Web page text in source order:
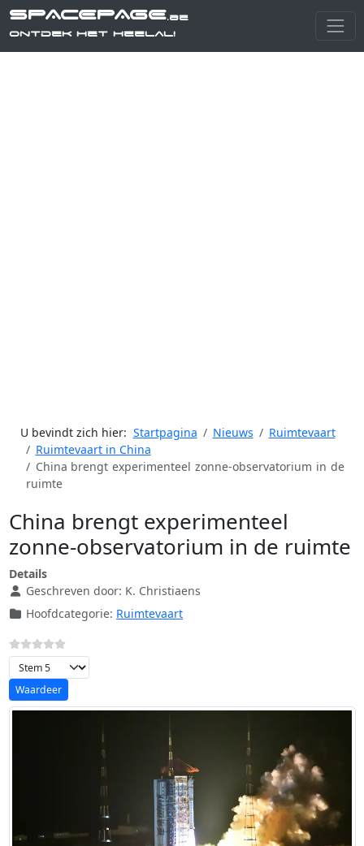
SPACEPAGE.be
Ontdek het heelal!
U bevindt zich hier: Startpagina Nieuws
Ruimtevaart
Ruimtevaart in China
China brengt experimenteel zonne-observatorium in de
ruimte
China brengt experimenteel
zonne-observatorium in de ruimte
Details
Geschreven door: K. Christiaens
Hoofdcategorie: Ruimtevaart
Voeg waardering toe